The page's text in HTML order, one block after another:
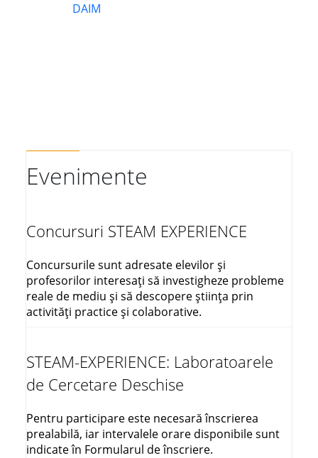
DAIM
Evenimente
Concursuri STEAM EXPERIENCE
Concursurile sunt adresate elevilor și
profesorilor interesați să investigheze probleme
reale de mediu și să descopere știința prin
activități practice și colaborative.
STEAM-EXPERIENCE: Laboratoarele
de Cercetare Deschise
Pentru participare este necesară înscrierea
prealabilă, iar intervalele orare disponibile sunt
indicate în Formularul de înscriere.